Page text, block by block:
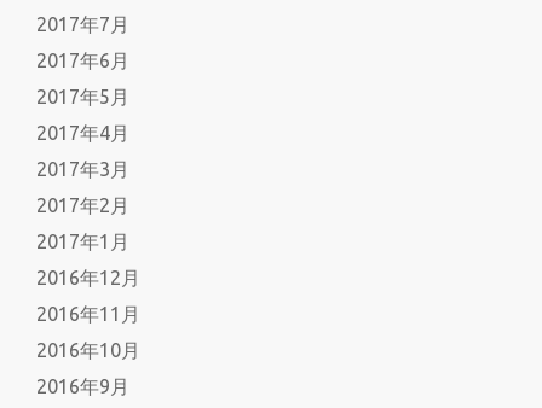
2017年7月
2017年6月
2017年5月
2017年4月
2017年3月
2017年2月
2017年1月
2016年12月
2016年11月
2016年10月
2016年9月